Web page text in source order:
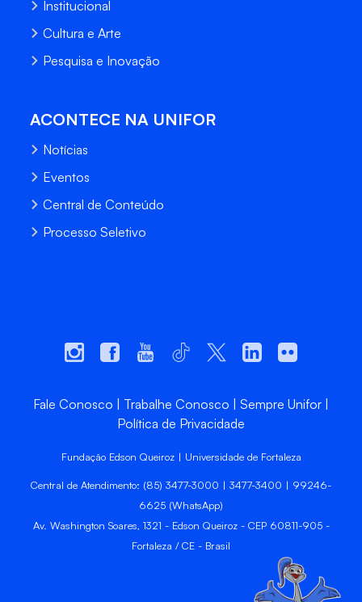
Institucional
Cultura e Arte
Pesquisa e Inovação
ACONTECE NA UNIFOR
Notícias
Eventos
Central de Conteúdo
Processo Seletivo
Fale Conosco Trabalhe Conosco
Sempre Unifor
Política de Privacidade
Fundação Edson Queiroz | Universidade de Fortaleza
Central de Atendimento: (85) 3477-3000 | 3477-3400 | 99246-
6625 (WhatsApp)
Av. Washington Soares, 1321 - Edson Queiroz - CEP 60811-905 -
Fortaleza / CE - Brasil